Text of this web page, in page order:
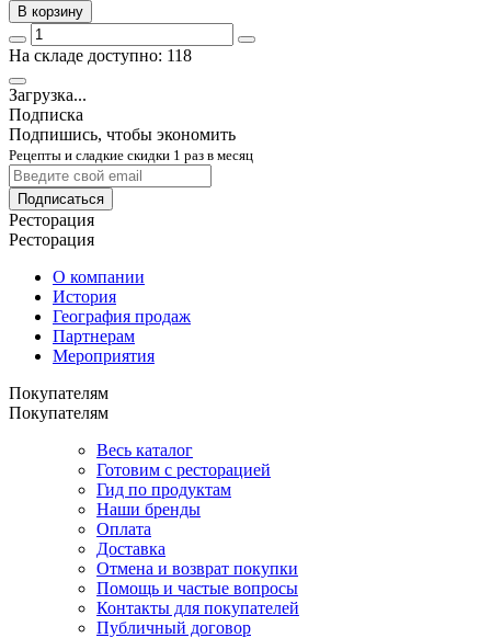
В корзину
На складе доступно: 118
Загрузка...
Подписка
Подпишись, чтобы экономить
Рецепты и сладкие скидки 1 раз в месяц
Подписаться
Ресторация
Ресторация
О компании
История
География продаж
Партнерам
Мероприятия
Покупателям
Покупателям
Весь каталог
Готовим с ресторацией
Гид по продуктам
Наши бренды
Оплата
Доставка
Отмена и возврат покупки
Помощь и частые вопросы
Контакты для покупателей
Публичный договор